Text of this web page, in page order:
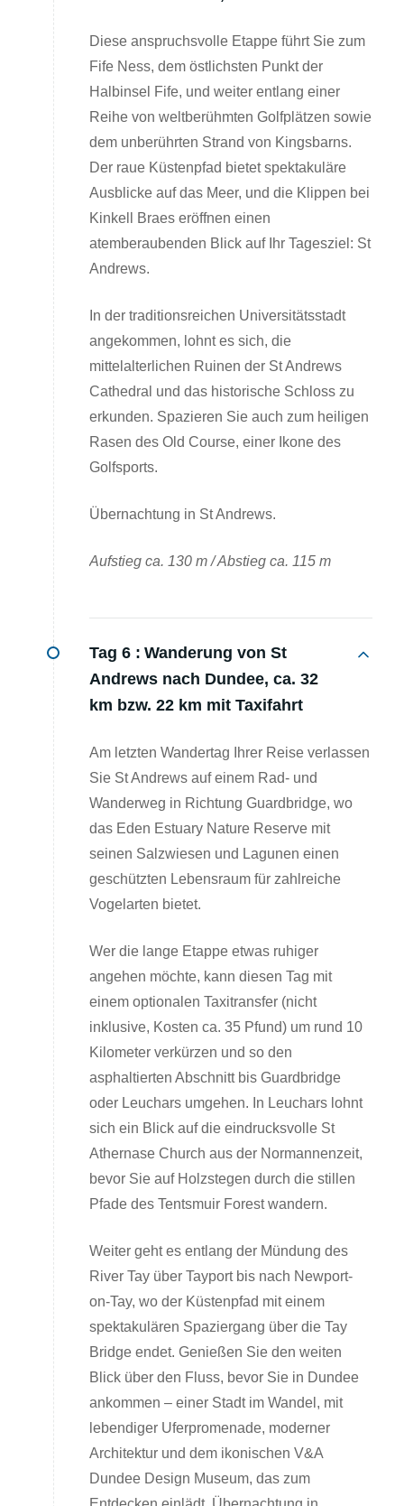
Diese anspruchsvolle Etappe führt Sie zum
Fife Ness, dem östlichsten Punkt der
Halbinsel Fife, und weiter entlang einer
Reihe von weltberühmten Golfplätzen sowie
dem unberührten Strand von Kingsbarns.
Der raue Küstenpfad bietet spektakuläre
Ausblicke auf das Meer, und die Klippen bei
Kinkell Braes eröffnen einen
atemberaubenden Blick auf Ihr Tagesziel: St
Andrews.
In der traditionsreichen Universitätsstadt
angekommen, lohnt es sich, die
mittelalterlichen Ruinen der St Andrews
Cathedral und das historische Schloss zu
erkunden. Spazieren Sie auch zum heiligen
Rasen des Old Course, einer Ikone des
Golfsports.
Übernachtung in St Andrews.
Aufstieg ca. 130 m / Abstieg ca. 115 m
Tag 6 : Wanderung von St
Andrews nach Dundee, ca. 32
km bzw. 22 km mit Taxifahrt
Am letzten Wandertag Ihrer Reise verlassen
Sie St Andrews auf einem Rad- und
Wanderweg in Richtung Guardbridge, wo
das Eden Estuary Nature Reserve mit
seinen Salzwiesen und Lagunen einen
geschützten Lebensraum für zahlreiche
Vogelarten bietet.
Wer die lange Etappe etwas ruhiger
angehen möchte, kann diesen Tag mit
einem optionalen Taxitransfer (nicht
inklusive, Kosten ca. 35 Pfund) um rund 10
Kilometer verkürzen und so den
asphaltierten Abschnitt bis Guardbridge
oder Leuchars umgehen. In Leuchars lohnt
sich ein Blick auf die eindrucksvolle St
Athernase Church aus der Normannenzeit,
bevor Sie auf Holzstegen durch die stillen
Pfade des Tentsmuir Forest wandern.
Weiter geht es entlang der Mündung des
River Tay über Tayport bis nach Newport-
on-Tay, wo der Küstenpfad mit einem
spektakulären Spaziergang über die Tay
Bridge endet. Genießen Sie den weiten
Blick über den Fluss, bevor Sie in Dundee
ankommen – einer Stadt im Wandel, mit
lebendiger Uferpromenade, moderner
Architektur und dem ikonischen V&A
Dundee Design Museum, das zum